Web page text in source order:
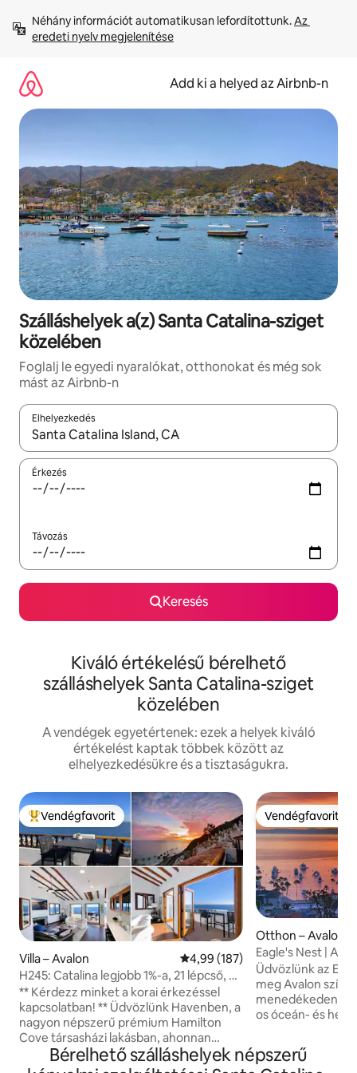
tartalomra
Néhány információt automatikusan lefordítottunk. Az
eredeti nyelv megjelenítése
Add ki a helyed az Airbnb-n
Szálláshelyek a(z) Santa Catalina-sziget
közelében
Foglalj le egyedi nyaralókat, otthonokat és még sok
mást az Airbnb-n
Elhelyezkedés
Az eredmények között a felfelé és a lefelé nyíllal
Érkezés
Távozás
Keresés
Kiváló értékelésű bérelhető
szálláshelyek Santa Catalina-sziget
közelében
A vendégek egyetértenek: ezek a helyek kiváló
értékelést kaptak többek között az
elhelyezkedésükre és a tisztaságukra.
Kiemelt vendégfavorit
Vendégfavorit
Villa – Avalon Átlagos értékelés: 5/4,99, 187
4,99 (187)
H245: Catalina legjobb 1%-a, 21 lépcső, új
golfkocsi
** Kérdezz minket a korai érkezéssel
kapcsolatban! ** Üdvözlünk Havenben, a
nagyon népszerű prémium Hamilton
Cove társasházi lakásban, ahonnan
akadálytalan kilátás nyílik az óceánra! A
felső sarokban található társasházi
Vendégfavorit
Vendégfavorit
Otthon – Avalon
Eagle's Nest |
Üdvözlünk az
meg Avalon
menedékeden,
os óceán- és
tágas teraszon,
nyitva tartó, 7 fő
Bérelhető szálláshelyek népszerű